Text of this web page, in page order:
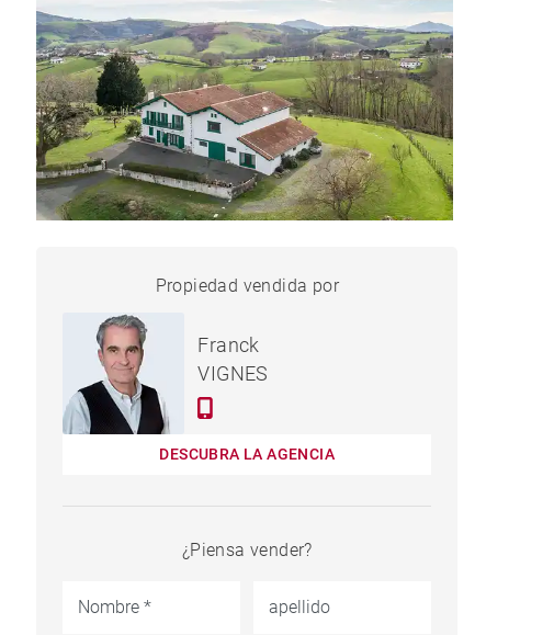
CASA SOURAÏDE - 565 M²
Propiedad vendida por
Franck
VIGNES
DESCUBRA LA AGENCIA
¿Piensa vender?